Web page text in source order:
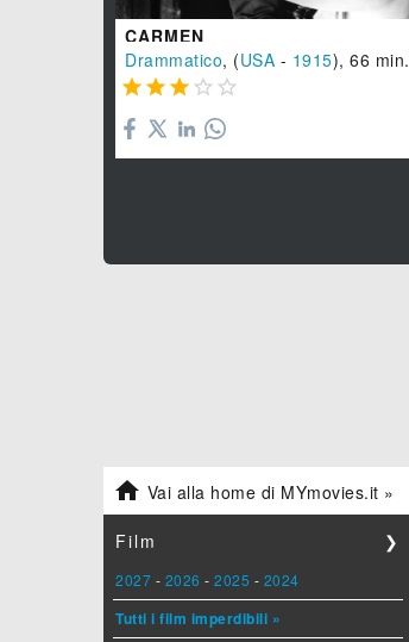
CARMEN
Drammatico, (USA - 1915), 66 min.
    
 Vai alla home di MYmovies.it »
Film ❯
2027 - 2026 - 2025 - 2024
Tutti i film imperdibili »